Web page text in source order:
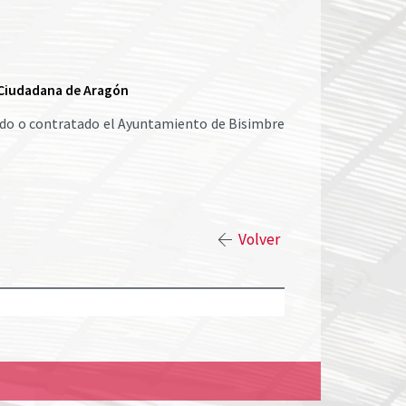
de Aragón
o contratado el Ayuntamiento de Bisimbre
Volver